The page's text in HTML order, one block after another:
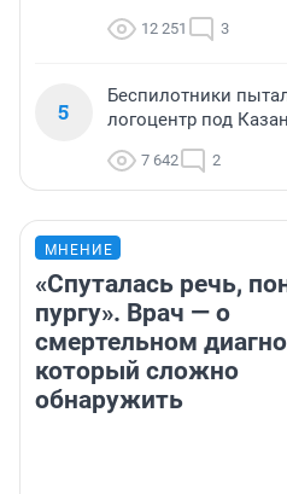
12 251 3
5
Беспилотники
логоцентр под
7 642 2
МНЕНИЕ
«Спуталась речь,
пургу». Врач — о
смертельном
который сложно
обнаружить